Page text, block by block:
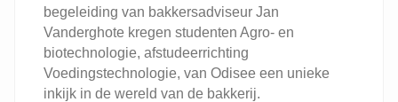
begeleiding van bakkersadviseur Jan
Vanderghote kregen studenten Agro- en
biotechnologie, afstudeerrichting
Voedingstechnologie, van Odisee een unieke
inkijk in de wereld van de bakkerij.